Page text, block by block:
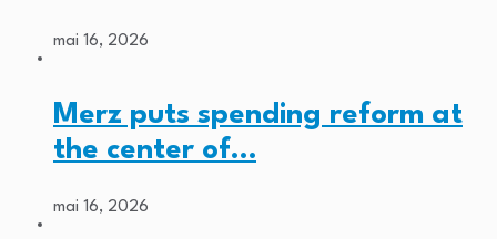
mai 16, 2026
Merz puts spending reform at
the center of…
mai 16, 2026